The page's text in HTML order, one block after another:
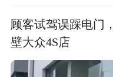
顾客试驾误踩电门
壁大众4S店